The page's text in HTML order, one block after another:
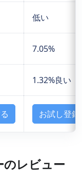
低い
7.05%
1.32%良い
お試し登
レビュー